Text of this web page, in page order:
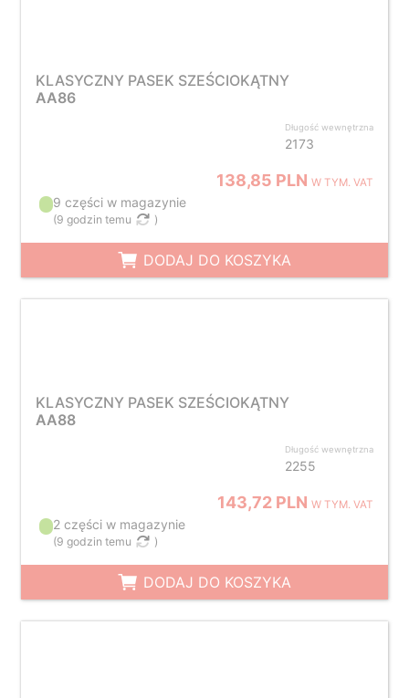
KLASYCZNY PASEK SZEŚCIOKĄTNY
AA86
Długość wewnętrzna
2173
138,85 PLNW TYM. VAT
9 części w magazynie
(9 godzin temu )
DODAJ DO KOSZYKA
KLASYCZNY PASEK SZEŚCIOKĄTNY
AA88
Długość wewnętrzna
2255
143,72 PLNW TYM. VAT
2 części w magazynie
(9 godzin temu )
DODAJ DO KOSZYKA